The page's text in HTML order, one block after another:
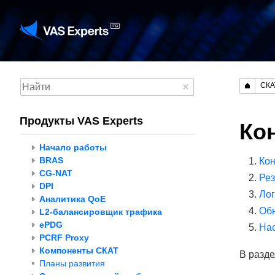
Продукты VAS Experts
Начало работы
BRAS
CG-NAT
DPI
Аналитика QoE
L2-балансировщик трафика
ePDG
PCRF Proxy
Компоненты СКАТ
Планы развития
В